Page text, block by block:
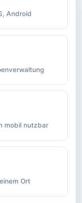
Android
mobil nutzbar
Ort